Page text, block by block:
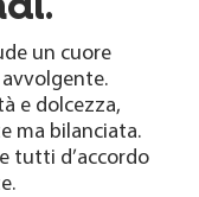
un cuore
e dolcezza,
ma bilanciata.
tutti d’accordo